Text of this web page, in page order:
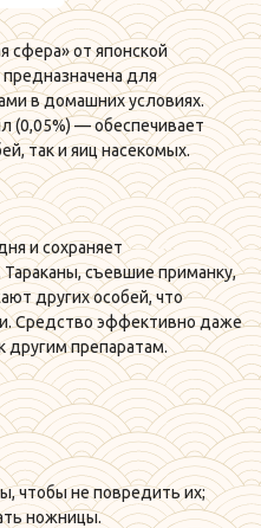
сфера» от японской
предназначена для
в домашних условиях.
(0,05%) — обеспечивает
так и яиц насекомых.
и сохраняет
съевшие приманку,
других особей, что
Средство эффективно даже
другим препаратам.
чтобы не повредить их;
ножницы.